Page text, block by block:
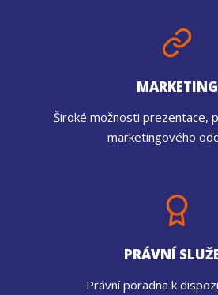
MARKETING
Široké možnosti prezentace,
marketingového
PRÁVNÍ
Právní poradna k